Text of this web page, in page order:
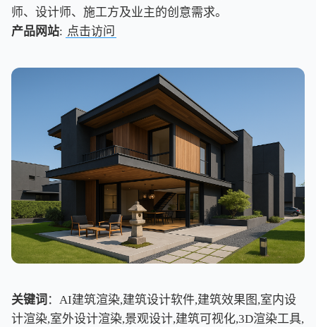
师、设计师、施工方及业主的创意需求。
产品网站: 点击访问
关键词 ：AI建筑渲染,建筑设计软件,建筑效果图,室内设
计渲染,室外设计渲染,景观设计,建筑可视化,3D渲染工具,